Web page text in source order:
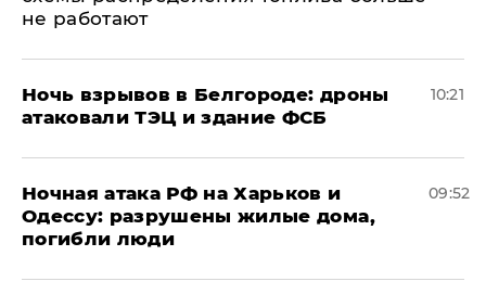
не работают
​Ночь взрывов в Белгороде: дроны
атаковали ТЭЦ и здание ФСБ
10:21
​Ночная атака РФ на Харьков и
Одессу: разрушены жилые дома,
погибли люди
09:52